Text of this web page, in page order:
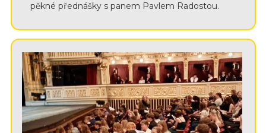
pěkné přednášky s panem Pavlem Radostou.